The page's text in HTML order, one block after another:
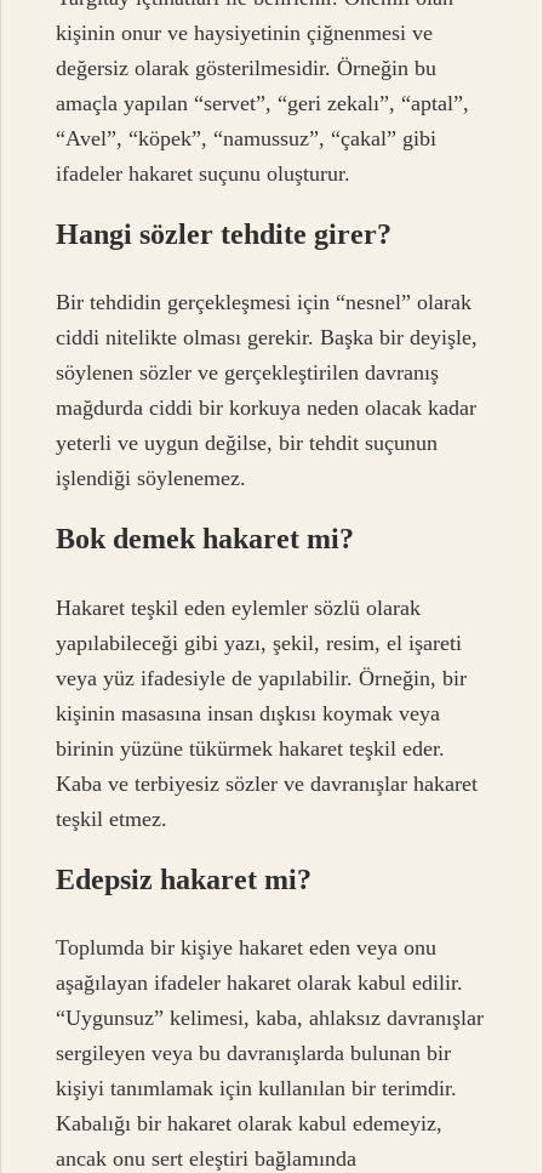
kişinin onur ve haysiyetinin çiğnenmesi ve
değersiz olarak gösterilmesidir. Örneğin bu
amaçla yapılan “servet”, “geri zekalı”, “aptal”,
“Avel”, “köpek”, “namussuz”, “çakal” gibi
ifadeler hakaret suçunu oluşturur.
Hangi sözler tehdite girer?
Bir tehdidin gerçekleşmesi için “nesnel” olarak
ciddi nitelikte olması gerekir. Başka bir deyişle,
söylenen sözler ve gerçekleştirilen davranış
mağdurda ciddi bir korkuya neden olacak kadar
yeterli ve uygun değilse, bir tehdit suçunun
işlendiği söylenemez.
Bok demek hakaret mi?
Hakaret teşkil eden eylemler sözlü olarak
yapılabileceği gibi yazı, şekil, resim, el işareti
veya yüz ifadesiyle de yapılabilir. Örneğin, bir
kişinin masasına insan dışkısı koymak veya
birinin yüzüne tükürmek hakaret teşkil eder.
Kaba ve terbiyesiz sözler ve davranışlar hakaret
teşkil etmez.
Edepsiz hakaret mi?
Toplumda bir kişiye hakaret eden veya onu
aşağılayan ifadeler hakaret olarak kabul edilir.
“Uygunsuz” kelimesi, kaba, ahlaksız davranışlar
sergileyen veya bu davranışlarda bulunan bir
kişiyi tanımlamak için kullanılan bir terimdir.
Kabalığı bir hakaret olarak kabul edemeyiz,
ancak onu sert eleştiri bağlamında